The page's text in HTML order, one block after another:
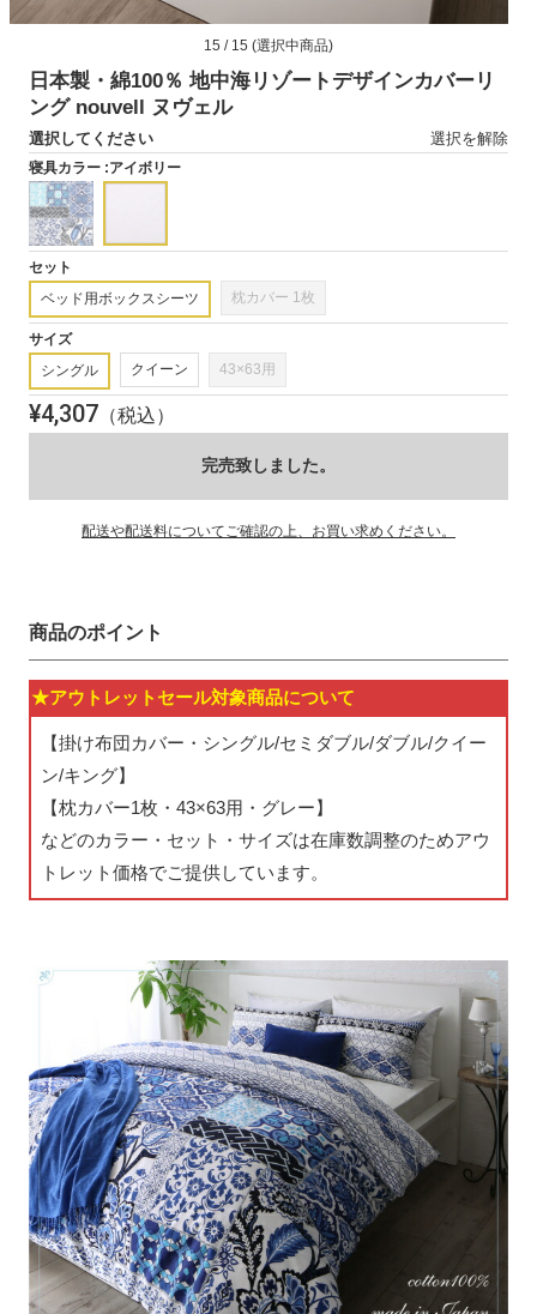
15 / 15 (選択中商品)
日本製・綿100％ 地中海リゾートデザインカバーリ
ング nouvell ヌヴェル
選択してください 選択を解除
寝具カラー :アイボリー
セット
ベッド用ボックスシーツ
枕カバー 1枚
サイズ
シングル
クイーン 43×63用
¥4,307 （税込）
完売致しました。
配送や配送料についてご確認の上、お買い求めください。
商品のポイント
★アウトレットセール対象商品について
【掛け布団カバー・シングル/セミダブル/ダブル/クイー
ン/キング】
【枕カバー1枚・43×63用・グレー】
などのカラー・セット・サイズは在庫数調整のためアウ
トレット価格でご提供しています。